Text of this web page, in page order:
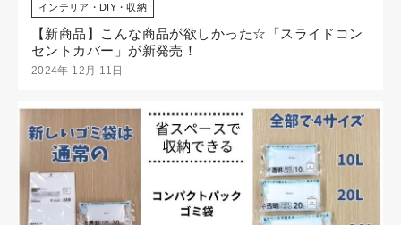
インテリア・DIY・収納
【新商品】こんな商品が欲しかった☆「スライドコン
セントカバー」が新発売！
2024年 12月 11日